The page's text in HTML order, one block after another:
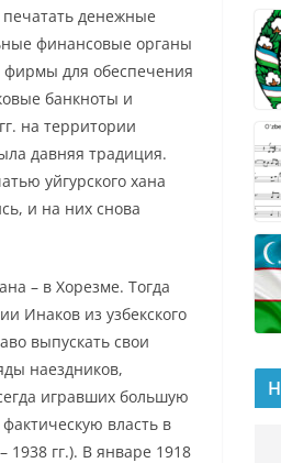
печатать денежные
финансовые органы
фирмы для обеспечения
банкноты и
на территории
давняя традиция.
уйгурского хана
и на них снова
– в Хорезме. Тогда
Инаков из узбекского
выпускать свои
наездников,
игравших большую
власть в
гг.). В январе 1918